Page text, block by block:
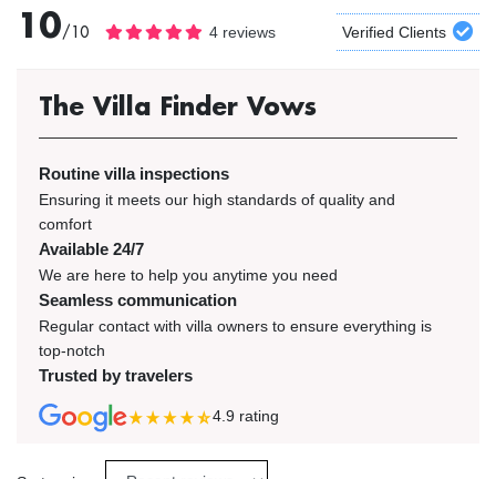
10/10 4 reviews Verified Clients
The Villa Finder Vows
Routine villa inspections
Ensuring it meets our high standards of quality and
comfort
Available 24/7
We are here to help you anytime you need
Seamless communication
Regular contact with villa owners to ensure everything is
top-notch
Trusted by travelers
4.9 rating